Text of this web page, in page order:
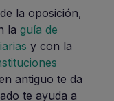
la oposición,
la guía de
y con la
antiguo te da
te ayuda a